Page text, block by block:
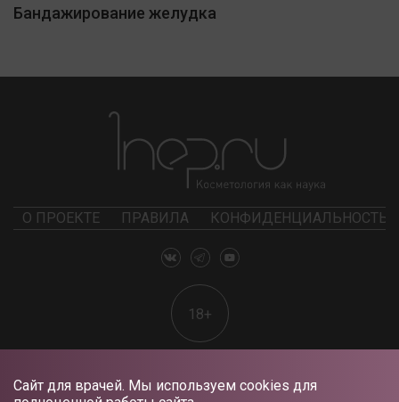
Сайт для врачей. Мы используем cookies для
Бандажирование желудка
О ПРОЕКТЕ ПРАВИЛА КОНФИДЕНЦИАЛЬНОСТЬ
18+